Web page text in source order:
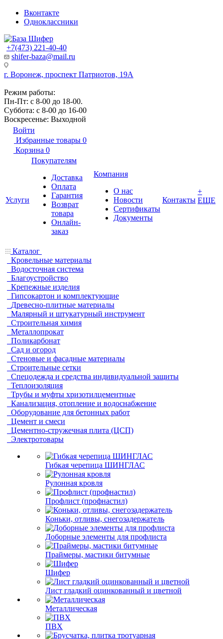
Вконтакте
Одноклассники
+7(473) 221-40-40
shifer-baza@mail.ru
г. Воронеж, проспект Патриотов, 19А
Режим работы:
Пн-Пт: с 8-00 до 18-00.
Суббота: с 8-00 до 16-00
Воскресенье: Выходной
Войти
Избранные товары 0
Корзина 0
Услуги
Покупателям
Доставка
Оплата
Гарантия
Возврат
товара
Онлайн-
заказ
Компания
О нас
Новости
Сертификаты
Документы
Контакты
+
ЕЩЕ
Каталог
Кровельные материалы
Водосточная система
Благоустройство
Крепежные изделия
Гипсокартон и комплектующие
Древесно-плитные материалы
Малярный и штукатурный инструмент
Строительная химия
Металлопрокат
Поликарбонат
Сад и огород
Стеновые и фасадные материалы
Строительные сетки
Спецодежда и средства индивидуальной защиты
Теплоизоляция
Трубы и муфты хризотилцементные
Канализация, отопление и водоснабжение
Оборудование для бетонных работ
Цемент и смеси
Цементно-стружечная плита (ЦСП)
Электротовары
Гибкая черепица ШИНГЛАС
Рулонная кровля
Профлист (профнастил)
Коньки, отливы, снегозадержатель
Доборные элементы для профлиста
Праймеры, мастики битумные
Шифер
Лист гладкий оцинкованный и цветной
Металлическая
ПВХ